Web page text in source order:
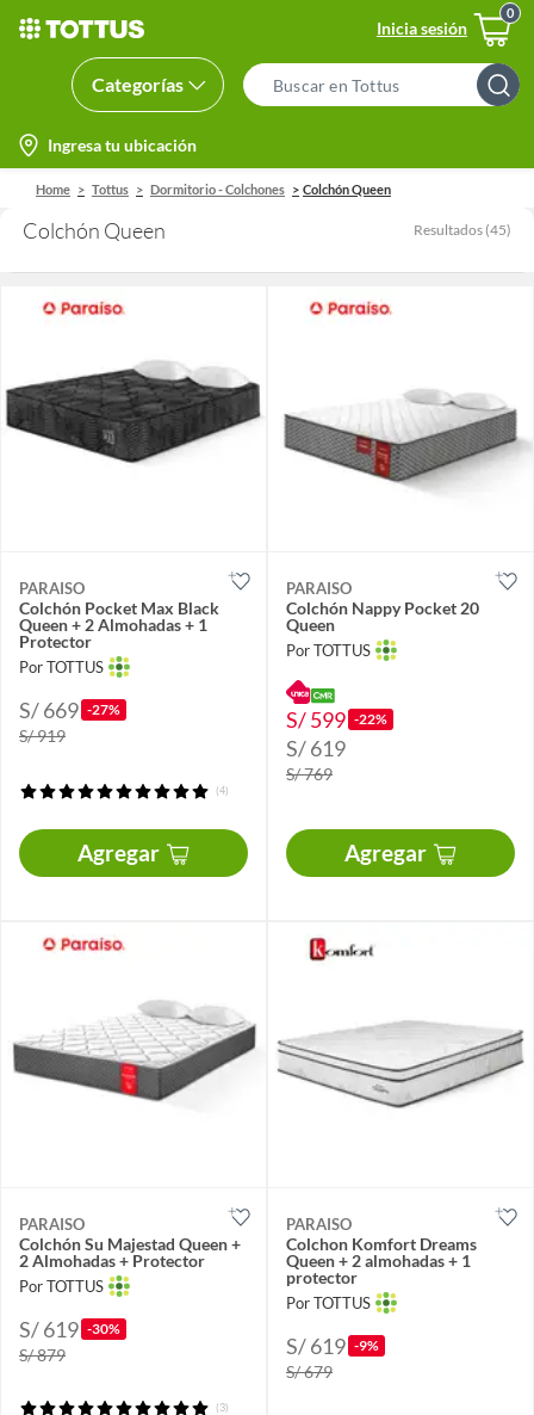
Inicia sesión
Categorías
Search
Bar
location-
icon
Ingresa tu ubicación
Home Tottus Dormitorio - Colchones Colchón Queen
Colchón Queen Resultados (45)
PARAISO
Colchón Pocket Max Black
Queen + 2 Almohadas + 1
Protector
Por TOTTUS
S/ 669 -27%
S/ 919
(4)
Agregar
PARAISO
Colchón Nappy Pocket 20
Queen
Por TOTTUS
S/ 599 -22%
S/ 619
S/ 769
Agregar
PARAISO
Colchón Su Majestad Queen +
2 Almohadas + Protector
Por TOTTUS
S/ 619 -30%
S/ 879
(3)
PARAISO
Colchon Komfort Dreams
Queen + 2 almohadas + 1
protector
Por TOTTUS
S/ 619 -9%
S/ 679